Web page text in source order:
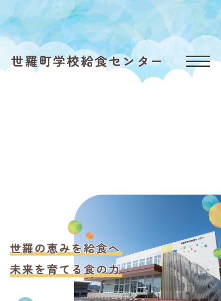
世羅町学校給食センター